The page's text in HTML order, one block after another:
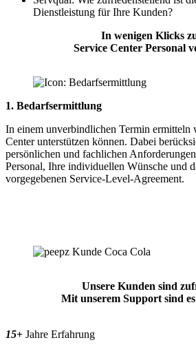
Dienstleistung für Ihre Kunden?
In wenigen Klicks
Service Center Personal
1. Bedarfsermittlung
In einem unverbindlichen Termin
Center unterstützen können. Dabei
persönlichen und fachlichen
Personal, Ihre individuellen Wünsche und
vorgegebenen Service-Level-Agreement.
Unsere Kunden sind
Mit unserem Support sind
15+ Jahre Erfahrung